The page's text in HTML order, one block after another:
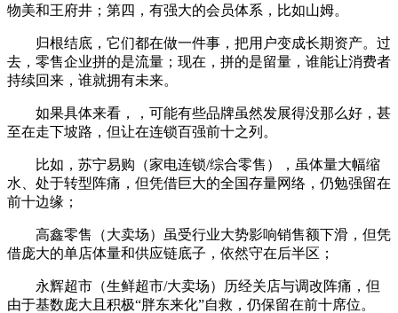
物美和王府井；第四，有强大的会员体系，比如山姆。
归根结底，它们都在做一件事，把用户变成长期资产。过
去，零售企业拼的是流量；现在，拼的是留量，谁能让消费者
持续回来，谁就拥有未来。
如果具体来看，，可能有些品牌虽然发展得没那么好，甚
至在走下坡路，但让在连锁百强前十之列。
比如，苏宁易购（家电连锁/综合零售），虽体量大幅缩
水、处于转型阵痛，但凭借巨大的全国存量网络，仍勉强留在
前十边缘；
高鑫零售（大卖场）虽受行业大势影响销售额下滑，但凭
借庞大的单店体量和供应链底子，依然守在后半区；
永辉超市（生鲜超市/大卖场）历经关店与调改阵痛，但
由于基数庞大且积极“胖东来化”自救，仍保留在前十席位。